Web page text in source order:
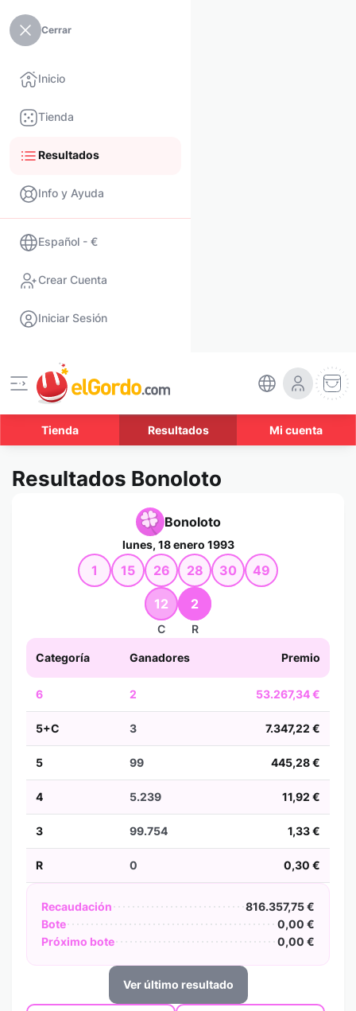
Cerrar
Inicio
Tienda
Resultados
Info y Ayuda
Español - €
Crear Cuenta
Iniciar Sesión
Tienda Resultados Mi cuenta
Resultados Bonoloto
Bonoloto
lunes, 18 enero 1993
1 15 26 28 30 49
12
C
2
R
Categoría Ganadores Premio
6 2 53.267,34 €
5+C 3 7.347,22 €
5 99 445,28 €
4 5.239 11,92 €
3 99.754 1,33 €
R 0 0,30 €
Recaudación
816.357,75 €
Bote
0,00 €
Próximo bote
0,00 €
Ver último resultado